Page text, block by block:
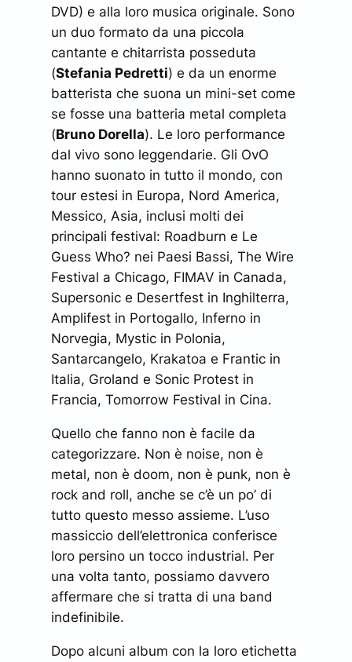
DVD) e alla loro musica originale. Sono
un duo formato da una piccola
cantante e chitarrista posseduta
(Stefania Pedretti) e da un enorme
batterista che suona un mini-set come
se fosse una batteria metal completa
(Bruno Dorella). Le loro performance
dal vivo sono leggendarie. Gli OvO
hanno suonato in tutto il mondo, con
tour estesi in Europa, Nord America,
Messico, Asia, inclusi molti dei
principali festival: Roadburn e Le
Guess Who? nei Paesi Bassi, The Wire
Festival a Chicago, FIMAV in Canada,
Supersonic e Desertfest in Inghilterra,
Amplifest in Portogallo, Inferno in
Norvegia, Mystic in Polonia,
Santarcangelo, Krakatoa e Frantic in
Italia, Groland e Sonic Protest in
Francia, Tomorrow Festival in Cina.
Quello che fanno non è facile da
categorizzare. Non è noise, non è
metal, non è doom, non è punk, non è
rock and roll, anche se c’è un po’ di
tutto questo messo assieme. L’uso
massiccio dell’elettronica conferisce
loro persino un tocco industrial. Per
una volta tanto, possiamo davvero
affermare che si tratta di una band
indefinibile.
Dopo alcuni album con la loro etichetta